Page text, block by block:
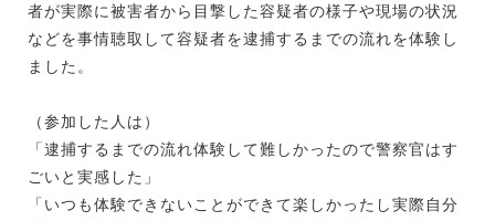
者が実際に被害者から目撃した容疑者の様子や現場の状況
などを事情聴取して容疑者を逮捕するまでの流れを体験し
ました。
（参加した人は）
「逮捕するまでの流れ体験して難しかったので警察官はす
ごいと実感した」
「いつも体験できないことができて楽しかったし実際自分